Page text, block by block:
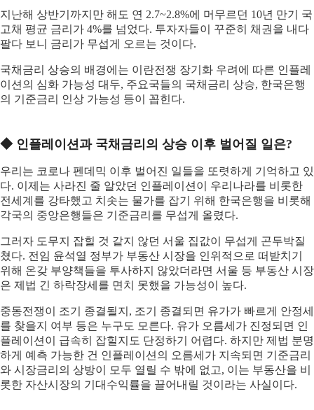
지난해 상반기까지만 해도 연 2.7~2.8%에 머무르던 10년 만기 국
고채 평균 금리가 4%를 넘었다. 투자자들이 꾸준히 채권을 내다
팔다 보니 금리가 무섭게 오르는 것이다.
국채금리 상승의 배경에는 이란전쟁 장기화 우려에 따른 인플레
이션의 심화 가능성 대두, 주요국들의 국채금리 상승, 한국은행
의 기준금리 인상 가능성 등이 꼽힌다.
◆ 인플레이션과 국채금리의 상승 이후 벌어질 일은?
우리는 코로나 펜데믹 이후 벌어진 일들을 또렷하게 기억하고 있
다. 이제는 사라진 줄 알았던 인플레이션이 우리나라를 비롯한
전세계를 강타했고 치솟는 물가를 잡기 위해 한국은행을 비롯해
각국의 중앙은행들은 기준금리를 무섭게 올렸다.
그러자 도무지 잡힐 것 같지 않던 서울 집값이 무섭게 곤두박질
쳤다. 전임 윤석열 정부가 부동산 시장을 인위적으로 떠받치기
위해 온갖 부양책들을 투사하지 않았더라면 서울 등 부동산 시장
은 제법 긴 하락장세를 면치 못했을 가능성이 높다.
중동전쟁이 조기 종결될지, 조기 종결되면 유가가 빠르게 안정세
를 찾을지 여부 등은 누구도 모른다. 유가 오름세가 진정되면 인
플레이션이 급속히 잡힐지도 단정하기 어렵다. 하지만 제법 분명
하게 예측 가능한 건 인플레이션의 오름세가 지속되면 기준금리
와 시장금리의 상방이 모두 열릴 수 밖에 없고, 이는 부동산을 비
롯한 자산시장의 기대수익률을 끌어내릴 것이라는 사실이다.